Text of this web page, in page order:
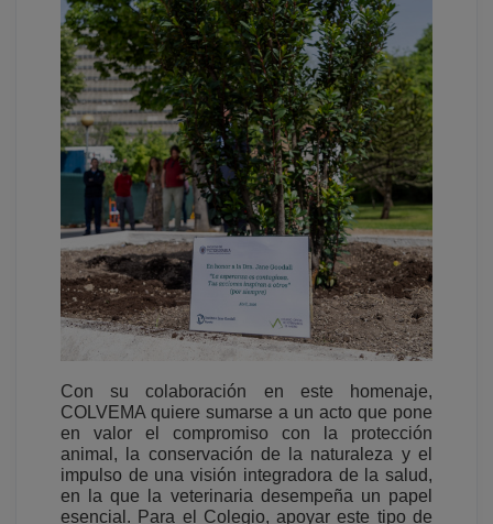
Con su colaboración en este homenaje,
COLVEMA quiere sumarse a un acto que pone
en valor el compromiso con la protección
animal, la conservación de la naturaleza y el
impulso de una visión integradora de la salud,
en la que la veterinaria desempeña un papel
esencial. Para el Colegio, apoyar este tipo de